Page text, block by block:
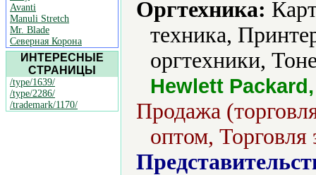
Avanti
Manuli Stretch
Mr. Blade
Северная Корона
ИНТЕРЕСНЫЕ
СТРАНИЦЫ
/type/1639/
/type/2286/
/trademark/1170/
Оргтехника:
техника,
оргтехники,
Hewlett
Продажа
оптом, Торговля